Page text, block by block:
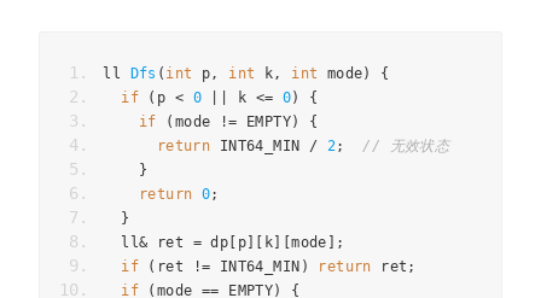
ll Dfs ( int p, int k, int mode)
{
if
( p < 0 k <= 0)
{
if
( mode != EMPTY)
{
return
INT64_MIN / 2;
// 无效状态
}
return 0;
}
ll& ret = dp p k ][mode ];
if
( ret != INT64_MIN ) return ret ;
if
( mode == EMPTY)
{